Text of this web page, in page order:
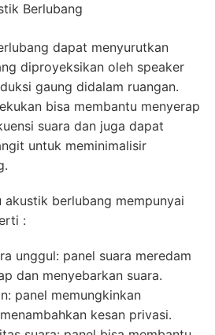
Berlubang
dapat menyurutkan
diproyeksikan oleh speaker
gaung didalam ruangan.
bisa membantu menyerap
suara dan juga dapat
untuk meminimalisir
akustik berlubang mempunyai
:
unggul: panel suara meredam
dan menyebarkan suara.
panel memungkinkan
kesan privasi.